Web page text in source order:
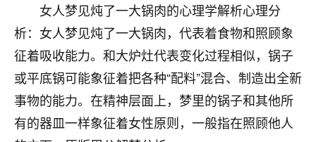
女人梦见炖了一大锅肉的心理学解析心理分
析：女人梦见炖了一大锅肉，代表着食物和照顾象
征着吸收能力。和大炉灶代表变化过程相似，锅子
或平底锅可能象征着把各种“配料”混合、制造出全新
事物的能力。在精神层面上，梦里的锅子和其他所
有的器皿一样象征着女性原则，一般指在照顾他人
我身体不太好，总是病病殃殃的，去检查又没什么大
问题，反正就是不舒服。中医西医看遍了，找不到问
题，后来无意中看到有人推荐慧来老师，跟老师聊过
之后，心情豁然开朗，也听老师建议，处理了一些因
果问题。今年以来，身体比以前好多，主要是心情好
了，老师说境随心转，现在深有体会了。
鹿森：是的，其实跟老师聊过之后，最大的感